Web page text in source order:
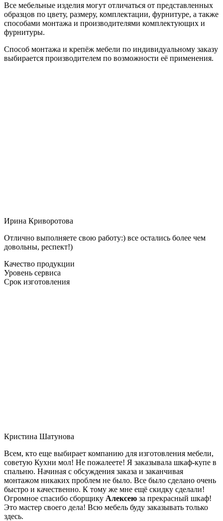
Все мебельные изделия могут отличаться от представленных
образцов по цвету, размеру, комплектации, фурнитуре, а также
способами монтажа и производителями комплектующих и
фурнитуры.
Способ монтажа и крепёж мебели по индивидуальному заказу
выбирается производителем по возможности её применения.
Ирина Криворотова
Отлично выполняете свою работу:) все остались более чем
довольны, респект!)
Качество продукции
Уровень сервиса
Срок изготовления
Кристина Шатунова
Всем, кто еще выбирает компанию для изготовления мебели,
советую Кухни мол! Не пожалеете! Я заказывала шкаф-купе в
спальню. Начиная с обсуждения заказа и заканчивая
монтажом никаких проблем не было. Все было сделано очень
быстро и качественно. К тому же мне ещё скидку сделали!
Огромное спасибо сборщику Алексею за прекрасный шкаф!
Это мастер своего дела! Всю мебель буду заказывать только
здесь.